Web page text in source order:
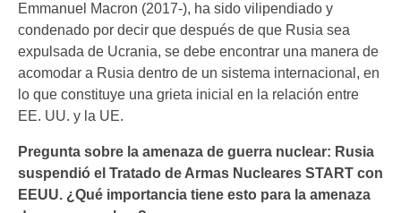
Emmanuel Macron (2017-), ha sido vilipendiado y
condenado por decir que después de que Rusia sea
expulsada de Ucrania, se debe encontrar una manera de
acomodar a Rusia dentro de un sistema internacional, en
lo que constituye una grieta inicial en la relación entre
EE. UU. y la UE.
Pregunta sobre la amenaza de guerra nuclear: Rusia
suspendió el Tratado de Armas Nucleares START con
EEUU. ¿Qué importancia tiene esto para la amenaza